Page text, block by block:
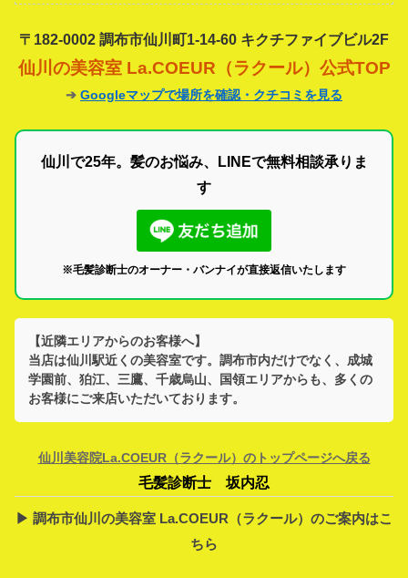
〒182-0002 調布市仙川町1-14-60 キクチファイブビル2F
仙川の美容室 La.COEUR（ラクール）公式TOP
➔ Googleマップで場所を確認・クチコミを見る
仙川で25年。髪のお悩み、LINEで無料相談承りま
す
※毛髪診断士のオーナー・バンナイが直接返信いたします
【近隣エリアからのお客様へ】
当店は仙川駅近くの美容室です。 調布市内だけでなく、 成城
学園前、狛江、三鷹、千歳烏山、国領エリアからも、多くの
お客様にご来店いただいております。
仙川美容院La.COEUR（ラクール）のトップページへ戻る
毛髪診断士 坂内忍
▶︎ 調布市仙川の美容室 La.COEUR（ラクール）のご案内はこ
ちら